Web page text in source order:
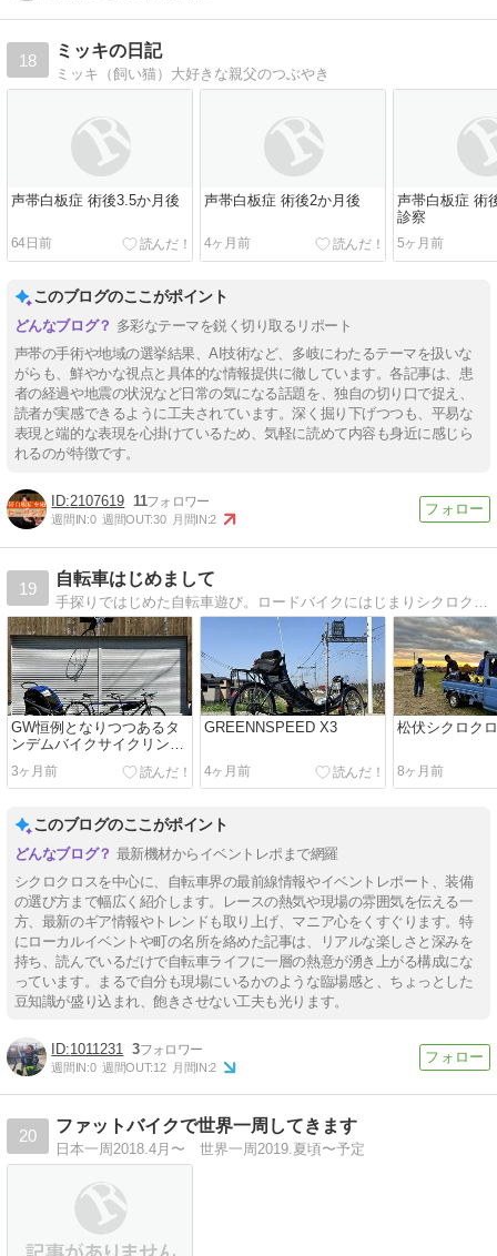
18
ミッキの日記
ミッキ（飼い猫）大好きな親父のつぶやき
声帯白板症 術後3.5か月後
64日前
声帯白板症 術後2か月後
4ヶ月前
声帯白板症 術
診察
5ヶ月前
このブログのここがポイント
多彩なテーマを鋭く切り取るリポート
声帯の手術や地域の選挙結果、AI技術など、多岐にわたるテーマを扱いな
がらも、鮮やかな視点と具体的な情報提供に徹しています。各記事は、患
者の経過や地震の状況など日常の気になる話題を、独自の切り口で捉え、
読者が実感できるように工夫されています。深く掘り下げつつも、平易な
表現と端的な表現を心掛けているため、気軽に読めて内容も身近に感じら
れるのが特徴です。
2107619 11
週間IN:0 週間OUT:30 月間IN:2
19
自転車はじめまして
GW恒例となりつつあるタ
ンデムバイクサイクリング
3ヶ月前
GREENNSPEED X3
4ヶ月前
松伏シクロク
8ヶ月前
このブログのここがポイント
最新機材からイベントレポまで網羅
シクロクロスを中心に、自転車界の最前線情報やイベントレポート、装備
の選び方まで幅広く紹介します。レースの熱気や現場の雰囲気を伝える一
方、最新のギア情報やトレンドも取り上げ、マニア心をくすぐります。特
にローカルイベントや町の名所を絡めた記事は、リアルな楽しさと深みを
持ち、読んでいるだけで自転車ライフに一層の熱意が湧き上がる構成にな
っています。まるで自分も現場にいるかのような臨場感と、ちょっとした
豆知識が盛り込まれ、飽きさせない工夫も光ります。
1011231 3
週間IN:0 週間OUT:12 月間IN:2
20
ファットバイクで世界一周してきます
日本一周2018.4月〜 世界一周2019.夏頃〜予定